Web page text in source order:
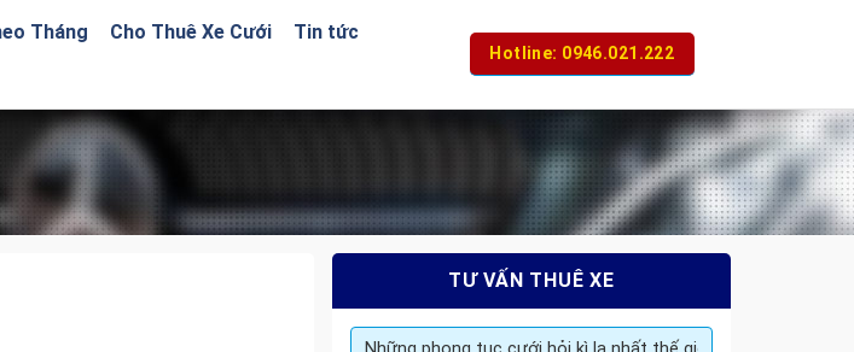
Tháng Cho Thuê Xe Cưới
Tin tức
Hotline: 0946.021.222
TƯ VẤN THUÊ XE